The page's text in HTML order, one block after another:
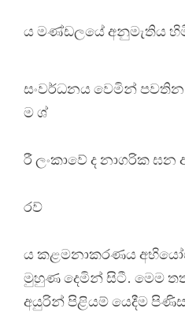
ය මණ්ඩලයේ අනුමැතිය
සංවර්ධනය වෙමින්
ම ශ්
රී ලංකාවේ ද නාගරික ඝන
රව්
ය කළමනාකරණය අභියෝග
මුහුණ දෙමින් සිටී. මෙම
අයුරින් පිළියම් යෙදීම පිණිස